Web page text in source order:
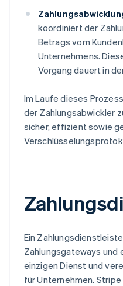
koordiniert der
Betrags vom
Unternehmens.
Vorgang dauert in
Im Laufe dieses
der Zahlungsabwickler
sicher, effizient sowie
Ein
Zahlungsgateways und
einzigen Dienst und
für Unternehmen.